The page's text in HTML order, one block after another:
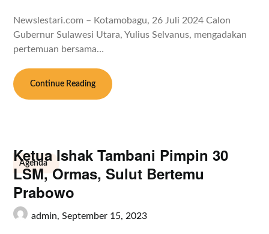
Newslestari.com – Kotamobagu, 26 Juli 2024 Calon
Gubernur Sulawesi Utara, Yulius Selvanus, mengadakan
pertemuan bersama…
Continue Reading
Agenda
Ketua Ishak Tambani Pimpin 30
LSM, Ormas, Sulut Bertemu
Prabowo
admin,September 15, 2023